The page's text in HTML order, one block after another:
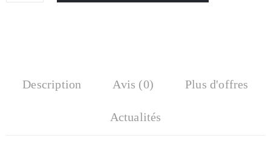
Description Avis (0) Plus d'offres
Actualités